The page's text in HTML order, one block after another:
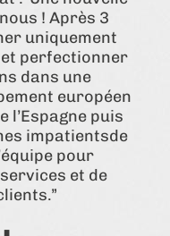
! Après 3
uniquement
perfectionner
dans une
européen
l’Espagne puis
impatientsde
pour
et de